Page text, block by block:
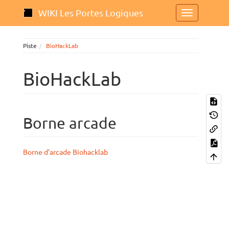
WIKI Les Portes Logiques
Piste BioHackLab
BioHackLab
Borne arcade
Borne d'arcade Biohacklab